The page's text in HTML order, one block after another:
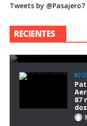
Tweets by @Pasajero7
RECIENTES
para garantizar
durante eventos
87